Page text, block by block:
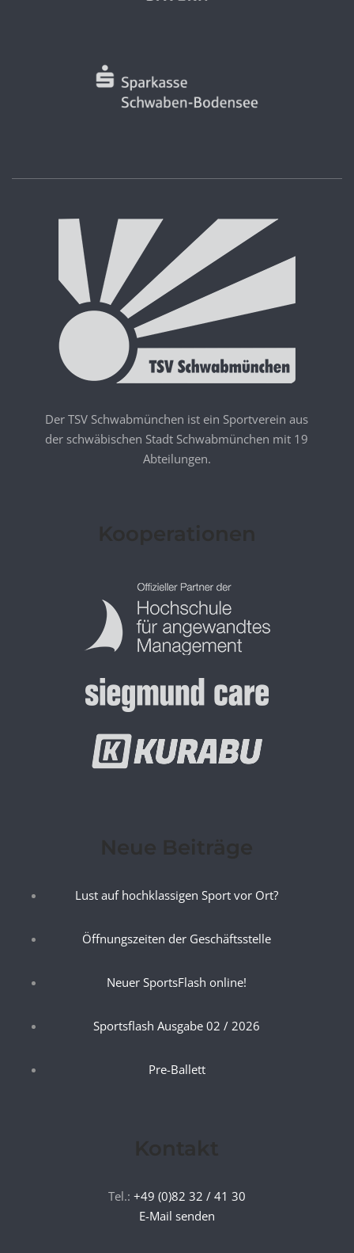
Der TSV Schwabmünchen ist ein Sportverein aus
der schwäbischen Stadt Schwabmünchen mit 19
Abteilungen.
Lust auf hochklassigen Sport vor Ort?
Öffnungszeiten der Geschäftsstelle
Neuer SportsFlash online!
Sportsflash Ausgabe 02 / 2026
Pre-Ballett
Tel.: +49 (0)82 32 / 41 30
E-Mail senden